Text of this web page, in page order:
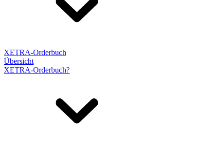
XETRA-Orderbuch
Übersicht
XETRA-Orderbuch?